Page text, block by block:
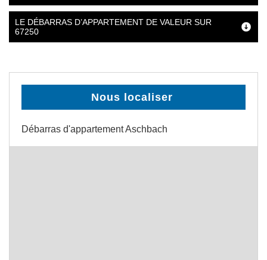
LE DÉBARRAS D’APPARTEMENT DE VALEUR SUR
67250
Nous localiser
Débarras d'appartement Aschbach